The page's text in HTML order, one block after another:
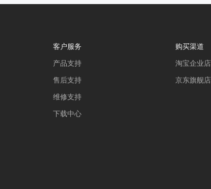
客户服务
产品支持
售后支持
维修支持
下载中心
购买渠道
淘宝企业店
京东旗舰店